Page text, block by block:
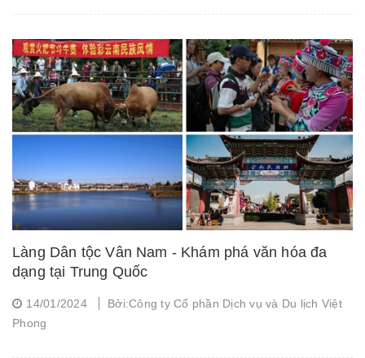
Làng Dân tộc Vân Nam - Khám phá văn hóa đa
dạng tại Trung Quốc
14/01/2024
Bởi:Công ty Cổ phần Dịch vụ và Du lịch Việt
Phong